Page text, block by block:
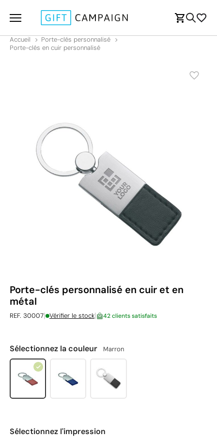
Accueil
Porte-clés personnalisé
Porte-clés en cuir personnalisé
Porte-clés personnalisé en cuir et en
métal
REF. 30007| Vérifier le stock| 42 clients satisfaits
Sélectionnez la couleur Marron
Sélectionnez l'impression